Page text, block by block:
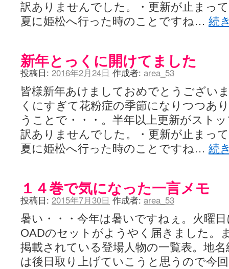
訳ありませんでした。・更新が止まっ
夏に姫松へ行った時のことですね… 続
新年とっくに開けてました
投稿日: 2016年2月24日 作成者: area_53
皆様新年あけましておめでとうござい
くにすぎて花粉症の季節になりつつあ
うことで・・・。半年以上更新がスト
訳ありませんでした。・更新が止まっ
夏に姫松へ行った時のことですね… 続
１４巻で気になった一言メモ
投稿日: 2015年7月30日 作成者: area_53
暑い・・・今年は暑いですねぇ。火曜
OADのセットがようやく届きました。
掲載されている登場人物の一覧表。地
は後日取り上げていこうと思うので今